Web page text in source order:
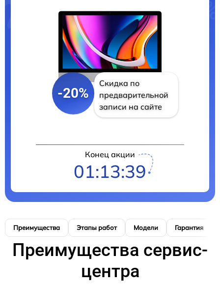
-20%
Скидка по
предварительной
записи на сайте
Конец акции
01:13:38
Преимущества Этапы работ Модели Гарантия
Преимущества сервис-
центра